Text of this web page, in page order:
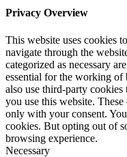
Privacy Overview
This website uses cookies
navigate through the
categorized as necessary
essential for the working of
also use third-party
you use this website.
only with your consent.
cookies. But opting out of
browsing experience.
Necessary